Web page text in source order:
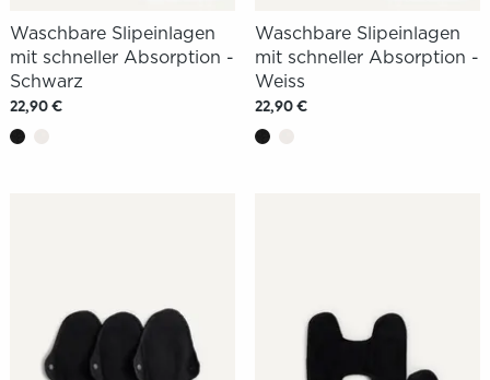
Waschbare Slipeinlagen
mit schneller Absorption -
Schwarz
22,90 €
Waschbare Slipeinlagen
mit schneller Absorption -
Weiss
22,90 €